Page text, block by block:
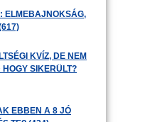
ELMEBAJNOKSÁG,
KVÍZ, DE NEM
SIKERÜLT?
EBBEN A 8 JÓ